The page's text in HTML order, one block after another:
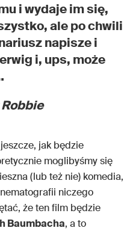
i wydaje im się,
ale po chwili
napisze i
i, ups, może
jak będzie
moglibyśmy się
(lub też nie) komedia,
niczego
że ten film będzie
Baumbacha, a to